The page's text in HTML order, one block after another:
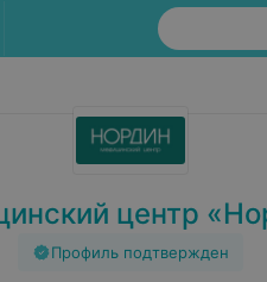
центр
Профиль подтвержден